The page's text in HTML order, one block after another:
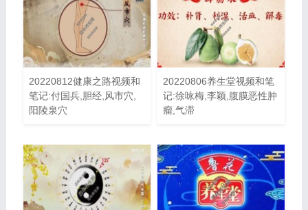
20220812健康之路视频和
笔记:付国兵,胆经,风市穴,
阳陵泉穴
20220806养生堂视频和笔
记:徐咏梅,李颖,腹膜恶性肿
瘤,气滞